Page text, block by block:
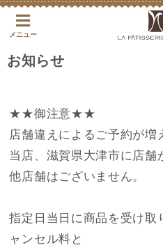
メニュー
お知らせ
★★御注意★★
店舗違えによるご予約が増
当店、滋賀県大津市に店舗
他店舗はございません。
指定日当日に商品を受け取
ャンセル料と